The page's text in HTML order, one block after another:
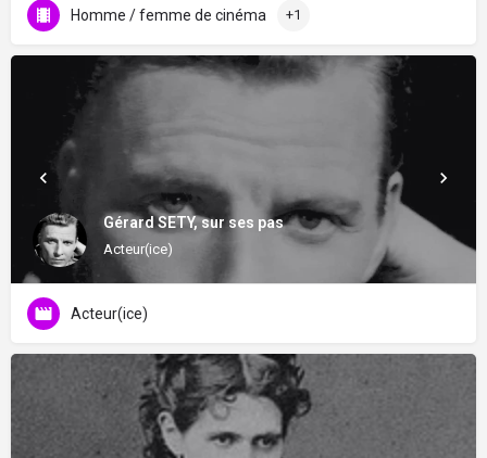
Homme / femme de cinéma +1
Gérard SETY, sur ses pas
Acteur(ice)
Acteur(ice)